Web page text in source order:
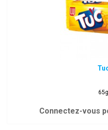
65g
Connectez-vous